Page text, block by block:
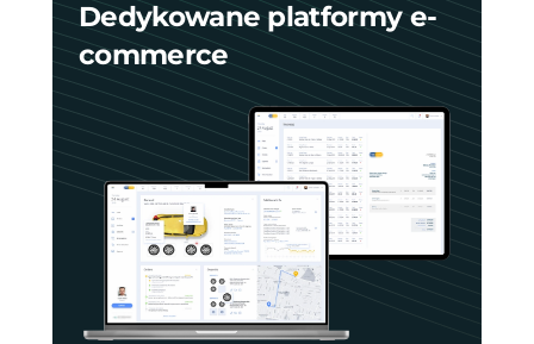
Dedykowane platformy e-
commerce